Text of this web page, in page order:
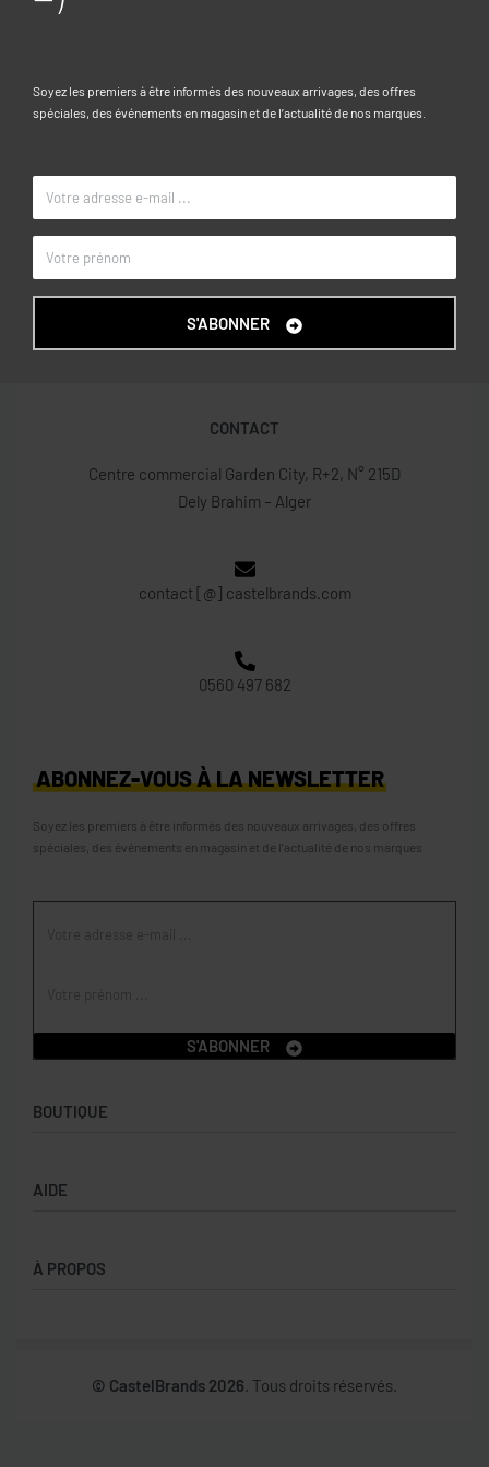
: 100% POLYESTER
Caractéristiques
COULEUR Bleu/vert
MARQUE OVS KIDS
CONTACT
Centre commercial Garden City, R+2, N° 215D
Dely Brahim – Alger
contact [@] castelbrands.com
0560 497 682
BOUTIQUE
Garçons
AIDE
Retours et échanges
À PROPOS
ABONNEZ-VOUS À LA NEWSLETTER
Soyez les premiers à être informés des nouveaux arrivages, des offres
spéciales, des événements en magasin et de l’actualité de nos marques
S'ABONNER
© CastelBrands 2026. Tous droits réservés.
Soyez les premiers à être informés des nouveaux arrivages, des offres
spéciales, des événements en magasin et de l’actualité de nos marques.
S'ABONNER